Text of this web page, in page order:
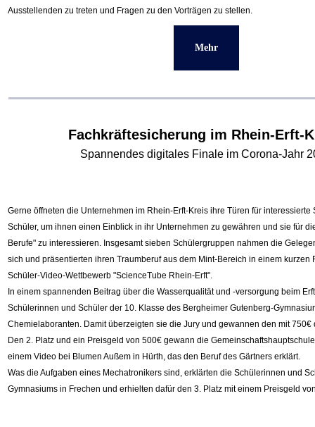
Ausstellenden zu treten und Fragen zu den Vorträgen zu stellen.
Mehr
Fachkräftesicherung im Rhein-Erft-
Spannendes digitales Finale im Corona-Jahr
Gerne öffneten die Unternehmen im Rhein-Erft-Kreis ihre Türen für interessierte
Schüler, um ihnen einen Einblick in ihr Unternehmen zu gewähren und sie für
Berufe" zu interessieren. Insgesamt sieben Schülergruppen nahmen die
sich und präsentierten ihren Traumberuf aus dem Mint-Bereich in einem kurzen
Schüler-Video-Wettbewerb "ScienceTube Rhein-Erft".
In einem spannenden Beitrag über die Wasserqualität und -versorgung beim
Schülerinnen und Schüler der 10. Klasse des Bergheimer Gutenberg-
Chemielaboranten. Damit überzeigten sie die Jury und gewannen den mit 750€
Den 2. Platz und ein Preisgeld von 500€ gewann die
einem Video bei Blumen Außem in Hürth, das den Beruf des Gärtners erklärt.
Was die Aufgaben eines Mechatronikers sind, erklärten die Schülerinnen und
Gymnasiums in Frechen und erhielten dafür den 3. Platz mit einem Preisgeld